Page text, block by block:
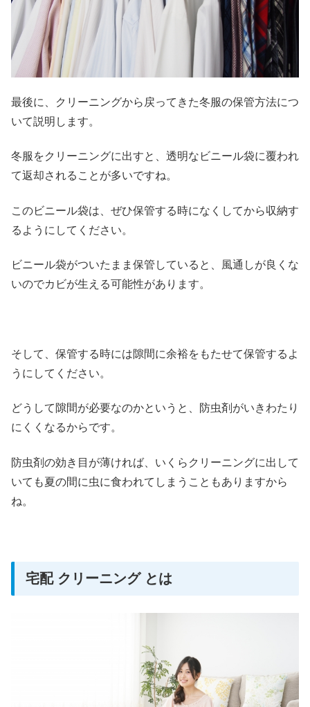
最後に、クリーニングから戻ってきた冬服の保管方法につ
いて説明します。
冬服をクリーニングに出すと、透明なビニール袋に覆われ
て返却されることが多いですね。
このビニール袋は、ぜひ保管する時になくしてから収納す
るようにしてください。
ビニール袋がついたまま保管していると、風通しが良くな
いのでカビが生える可能性があります。
そして、保管する時には隙間に余裕をもたせて保管するよ
うにしてください。
どうして隙間が必要なのかというと、防虫剤がいきわたり
にくくなるからです。
防虫剤の効き目が薄ければ、いくらクリーニングに出して
いても夏の間に虫に食われてしまうこともありますから
ね。
宅配 クリーニング とは